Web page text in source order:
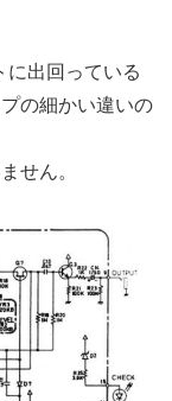
に出回っている
の細かい違いの
せん。